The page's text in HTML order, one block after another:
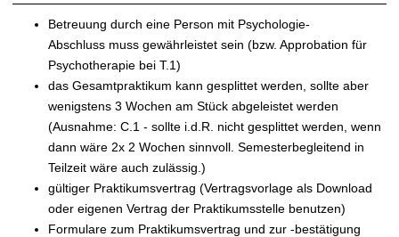
Betreuung durch eine Person mit Psychologie-
Abschluss muss gewährleistet sein (bzw. Approbation für
Psychotherapie bei T.1)
das Gesamtpraktikum kann gesplittet werden, sollte aber
wenigstens 3 Wochen am Stück abgeleistet werden
(Ausnahme: C.1 - sollte i.d.R. nicht gesplittet werden, wenn
dann wäre 2x 2 Wochen sinnvoll. Semesterbegleitend in
Teilzeit wäre auch zulässig.)
gültiger Praktikumsvertrag (Vertragsvorlage als Download
oder eigenen Vertrag der Praktikumsstelle benutzen)
Formulare zum Praktikumsvertrag und zur -bestätigung